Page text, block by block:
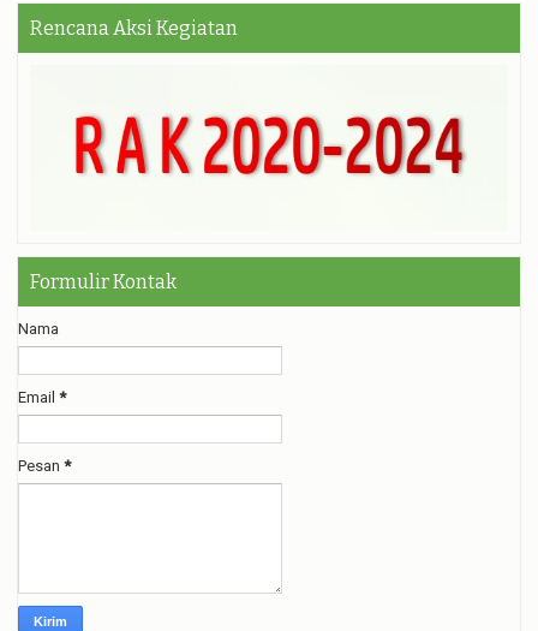
Rencana Aksi Kegiatan
Formulir Kontak
Nama
Email *
Pesan *